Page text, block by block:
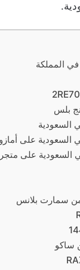
المملكة
بلس
السعودية
السعودية على
السعودية على
من سمارت بلانس
ساكو